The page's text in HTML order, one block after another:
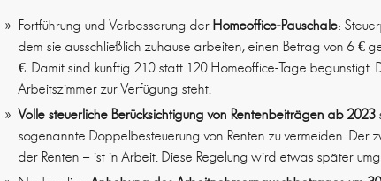
Fortführung und Verbesserung der Homeoffice-Pauschale:
dem sie ausschließlich zuhause arbeiten, einen Betrag von 6 €
€. Damit sind künftig 210 statt 120 Homeoffice-Tage begünstigt.
Arbeitszimmer zur Verfügung steht.
Volle steuerliche Berücksichtigung von Rentenbeiträgen ab 2023
sogenannte Doppelbesteuerung von Renten zu vermeiden. Der
der Renten – ist in Arbeit. Diese Regelung wird etwas später